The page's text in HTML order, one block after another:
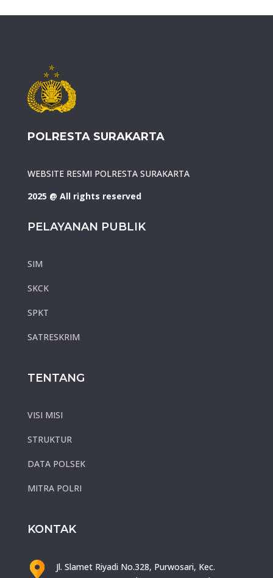
POLRESTA SURAKARTA
WEBSITE RESMI POLRESTA SURAKARTA
2025 @ All rights reserved
PELAYANAN PUBLIK
SIM
SKCK
SPKT
SATRESKRIM
TENTANG
VISI MISI
STRUKTUR
DATA POLSEK
MITRA POLRI
KONTAK
Jl. Slamet Riyadi No.328, Purwosari, Kec.